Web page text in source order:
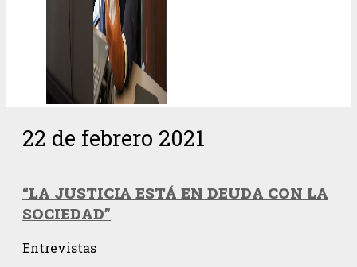
22 de febrero 2021
“LA JUSTICIA ESTÁ EN DEUDA CON LA
SOCIEDAD”
Entrevistas